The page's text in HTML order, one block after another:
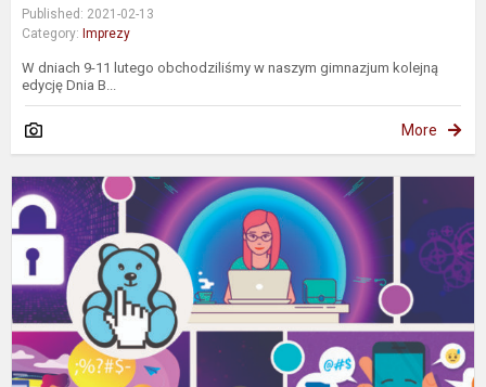
Published: 2021-02-13
Category: Imprezy
W dniach 9-11 lutego obchodziliśmy w naszym gimnazjum kolejną
edycję Dnia B...
More